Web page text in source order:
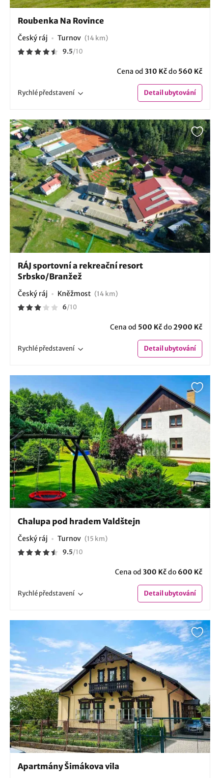
Roubenka Na Rovince
Český ráj Turnov (14 km)
9.5/10
Cena od 310 Kčdo 560 Kč
Rychlépředstavení Detailubytování
RÁJ sportovní a rekreační resort
Srbsko/Branžež
Český ráj Kněžmost (14 km)
6/10
Cena od 500 Kčdo2900 Kč
Rychlépředstavení Detailubytování
Chalupa pod hradem Valdštejn
Český ráj Turnov (15 km)
9.5/10
Cena od 300 Kčdo 600 Kč
Rychlépředstavení Detailubytování
Apartmány Šimákova vila